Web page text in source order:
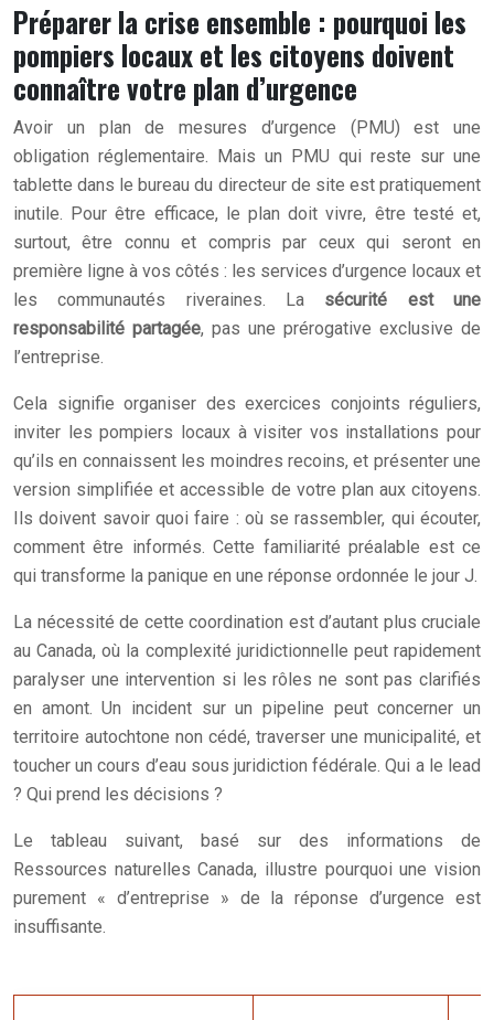
Préparer la crise ensemble : pourquoi les
pompiers locaux et les citoyens doivent
connaître votre plan d’urgence
Avoir un plan de mesures d’urgence (PMU) est une
obligation réglementaire. Mais un PMU qui reste sur une
tablette dans le bureau du directeur de site est pratiquement
inutile. Pour être efficace, le plan doit vivre, être testé et,
surtout, être connu et compris par ceux qui seront en
première ligne à vos côtés : les services d’urgence locaux et
les communautés riveraines. La sécurité est une
responsabilité partagée, pas une prérogative exclusive de
l’entreprise.
Cela signifie organiser des exercices conjoints réguliers,
inviter les pompiers locaux à visiter vos installations pour
qu’ils en connaissent les moindres recoins, et présenter une
version simplifiée et accessible de votre plan aux citoyens.
Ils doivent savoir quoi faire : où se rassembler, qui écouter,
comment être informés. Cette familiarité préalable est ce
qui transforme la panique en une réponse ordonnée le jour J.
La nécessité de cette coordination est d’autant plus cruciale
au Canada, où la complexité juridictionnelle peut rapidement
paralyser une intervention si les rôles ne sont pas clarifiés
en amont. Un incident sur un pipeline peut concerner un
territoire autochtone non cédé, traverser une municipalité, et
toucher un cours d’eau sous juridiction fédérale. Qui a le lead
? Qui prend les décisions ?
Le tableau suivant, basé sur des informations de
Ressources naturelles Canada, illustre pourquoi une vision
purement « d’entreprise » de la réponse d’urgence est
insuffisante.